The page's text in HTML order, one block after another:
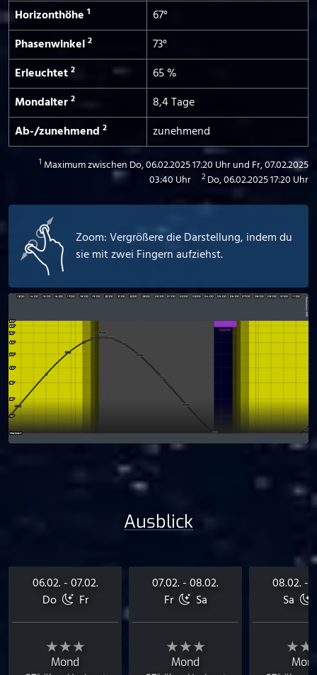
Horizont­höhe 1
67°
Phasen­winkel 2
73°
Erleuchtet 2
65 %
Mond­alter 2
8,4 Tage
Ab-/­zunehmend 2 zunehmend
1 Maximum zwischen Do, 06.02.2025 17:20 Uhr und Fr, 07.02.2025
03:40 Uhr
2 Do, 06.02.2025 17:20 Uhr
Zoom: Vergrößere die Darstellung, indem du
sie mit zwei Fingern aufziehst.
Ausblick
06.02. - 07.02.
Do
Fr
★★★
Mond
07.02. - 08.02.
Fr
Sa
★★★
Mond
08.02. -
Sa